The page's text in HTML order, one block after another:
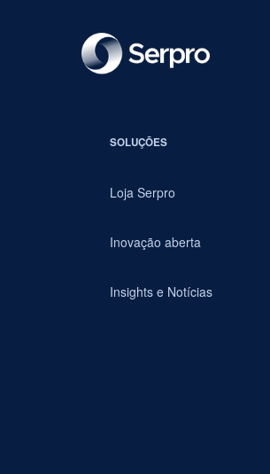
SOLUÇÕES
Loja Serpro
Inovação aberta
Insights e Notícias